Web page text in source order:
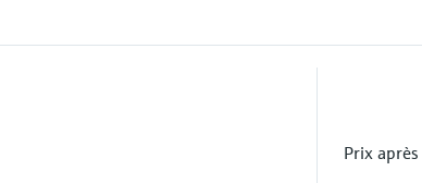
Prix après